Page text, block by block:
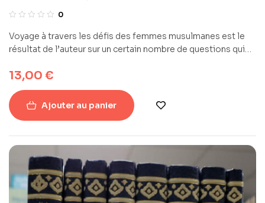
0
Voyage à travers les défis des femmes musulmanes est le
résultat de l’auteur sur un certain nombre de questions qui
dont usent ceux qui souhaitent tenir l’Islam.
intéresseront toutes les femmes musulmanes.
aborde différents domaines controversés tels que la
violence conjugale, l’excision, la polygamie et l’échec dans
pratiques culturelles actuelles.
13,00 €
Ajouter au panier